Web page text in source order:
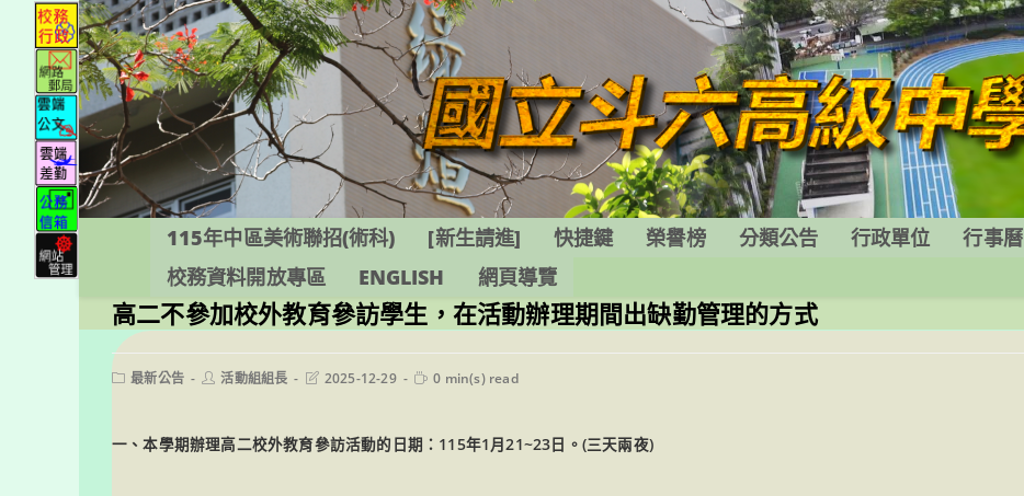
115年中區美術聯招(術科) [新生請進] 快捷鍵 榮譽榜 分類公告 行政單位 行事曆
校務資料開放專區
ENGLISH 網頁導覽
高二不參加校外教育參訪學生，在活動辦理期間出缺勤管理的方式
Post最新公告
Post活動組組長
Post2025-12-29
Reading
0 min(s) read
一、本學期辦理高二校外教育參訪活動的日期：115年1月21~23日。(三天兩夜)